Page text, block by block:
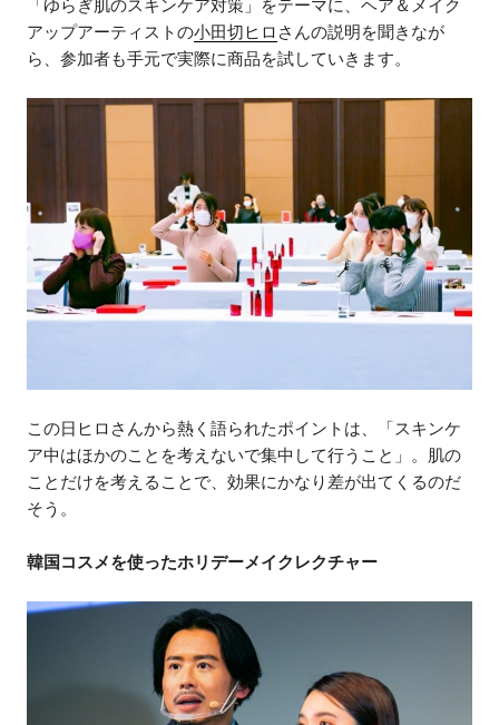
「ゆらぎ肌のスキンケア対策」をテーマに、ヘア＆メイク
アップアーティストの小田切ヒロ さんの説明を聞きなが
ら、参加者も手元で実際に商品を試していきます。
この日ヒロさんから熱く語られたポイントは、「スキンケ
ア中はほかのことを考えないで集中して行うこと」。肌の
ことだけを考えることで、効果にかなり差が出てくるのだ
そう。
韓国コスメを使ったホリデーメイクレクチャー